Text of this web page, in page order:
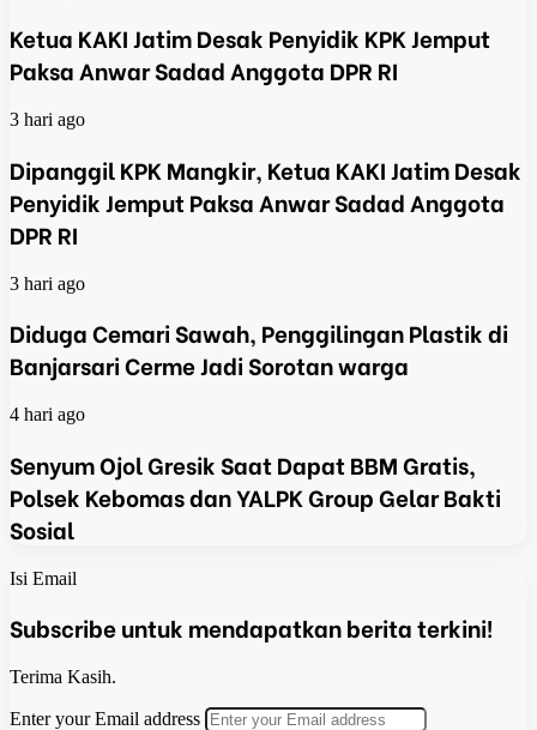
Ketua KAKI Jatim Desak Penyidik KPK Jemput
Paksa Anwar Sadad Anggota DPR RI
3 hari ago
Dipanggil KPK Mangkir, Ketua KAKI Jatim Desak
Penyidik Jemput Paksa Anwar Sadad Anggota
DPR RI
3 hari ago
Diduga Cemari Sawah, Penggilingan Plastik di
Banjarsari Cerme Jadi Sorotan warga
4 hari ago
Senyum Ojol Gresik Saat Dapat BBM Gratis,
Polsek Kebomas dan YALPK Group Gelar Bakti
Sosial
Isi Email
Subscribe untuk mendapatkan berita terkini!
Terima Kasih.
Enter your Email address